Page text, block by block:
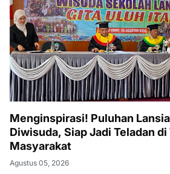
Menginspirasi! Puluhan
Diwisuda, Siap Jadi Teladan di
Masyarakat
Agustus 05, 2026